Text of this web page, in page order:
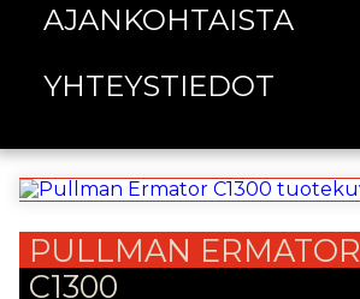
AJANKOHTAISTA
YHTEYSTIEDOT
PULLMAN ERMATOR
C1300